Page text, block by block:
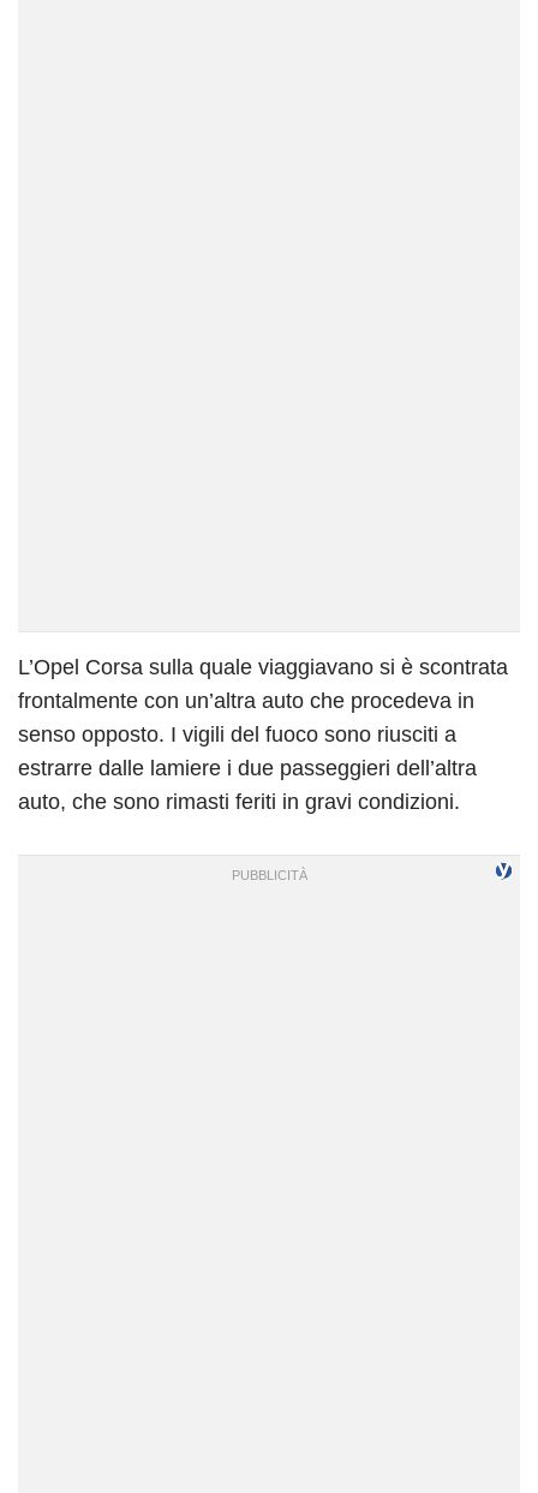
L’Opel Corsa sulla quale viaggiavano si è scontrata
frontalmente con un’altra auto che procedeva in
senso opposto. I vigili del fuoco sono riusciti a
estrarre dalle lamiere i due passeggieri dell’altra
auto, che sono rimasti feriti in gravi condizioni.